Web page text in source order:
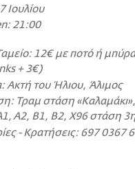
Ιουλίου
21:00
12€ με ποτό ή
+ 3€)
Ακτή του Ήλιου, Άλιμος
Τραμ στάση
A2, B1, B2, X96 στάση
- Κρατήσεις: 697 0367